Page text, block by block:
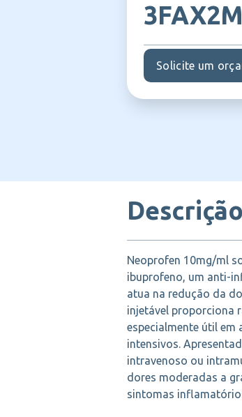
Solicite um
Neoprofen 10mg/ml
ibuprofeno, um anti-
atua na redução da
injetável proporciona
especialmente útil em
intensivos.
intravenoso ou
dores moderadas a
sintomas